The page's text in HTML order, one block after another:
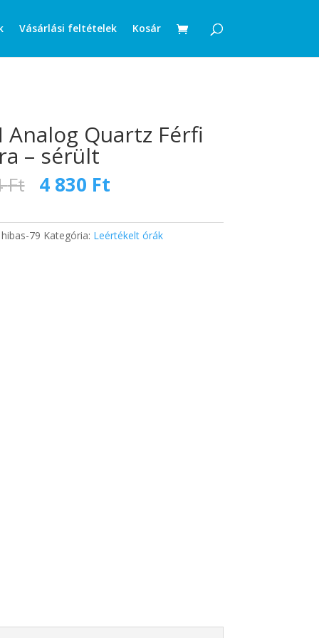
Vásárlási feltételek Kosár
Analog Quartz Férfi
– sérült
Ft Original
price
was:
7
334 Ft.
4 830 Ft
is:
4
hibas-79 Kategória: Leértékelt órák